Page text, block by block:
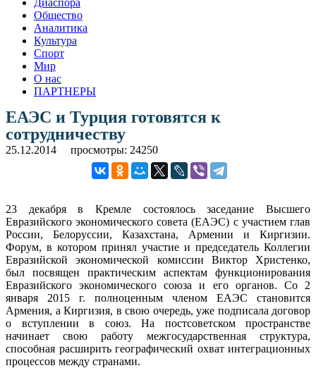
Диаспора
Общество
Аналитика
Культура
Спорт
Мир
О нас
ПАРТНЕРЫ
ЕАЭС и Турция готовятся к
сотрудничеству
25.12.2014 просмотры: 24250
23 декабря в Кремле состоялось заседание Высшего
Евразийского экономического совета (ЕАЭС) с участием глав
России, Белоруссии, Казахстана, Армении и Киргизии.
Форум, в котором принял участие и председатель Коллегии
Евразийской экономической комиссии Виктор Христенко,
был посвящен практическим аспектам функционирования
Евразийского экономического союза и его органов. Со 2
января 2015 г. полноценным членом ЕАЭС становится
Армения, а Киргизия, в свою очередь, уже подписала договор
о вступлении в союз. На постсоветском пространстве
начинает свою работу межгосударственная структура,
способная расширить географический охват интеграционных
процессов между странами.